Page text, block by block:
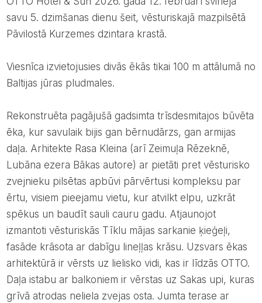
savu 5. dzimšanas dienu šeit, vēsturiskajā mazpilsētā
Pāvilostā Kurzemes dzintara krastā.
Viesnīca izvietojusies divās ēkās tikai 100 m attālumā no
Baltijas jūras pludmales.
Rekonstruēta pagājušā gadsimta trīsdesmitajos būvēta
ēka, kur savulaik bijis gan bērnudārzs, gan armijas
daļa. Arhitekte Rasa Kleina (arī Zeimuļa Rēzeknē,
Lubāna ezera Bākas autore) ar pietāti pret vēsturisko
zvejnieku pilsētas apbūvi pārvērtusi kompleksu par
ērtu, visiem pieejamu vietu, kur atvilkt elpu, uzkrāt
spēkus un baudīt sauli cauru gadu. Atjaunojot
izmantoti vēsturiskās Tīklu mājas sarkanie ķieģeļi,
fasāde krāsota ar dabīgu lineļļas krāsu. Uzsvars ēkas
arhitektūrā ir vērsts uz lielisko vidi, kas ir līdzās OTTO.
Daļa istabu ar balkoniem ir vērstas uz Sakas upi, kuras
grīvā atrodas neliela zvejas osta. Jumta terase ar